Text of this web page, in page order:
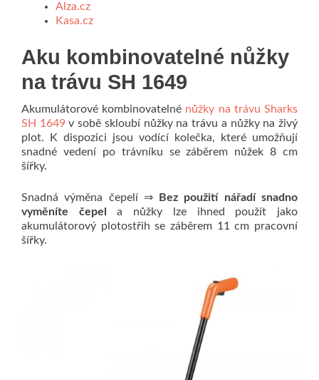
Alza.cz
Kasa.cz
Aku kombinovatelné nůžky
na trávu SH 1649
Akumulátorové kombinovatelné nůžky na trávu Sharks
SH 1649v sobě skloubí nůžky na trávu a nůžky na živý
plot. K dispozici jsou vodící kolečka, které umožňují
snadné vedení po trávníku se záběrem nůžek 8 cm
šířky.
Snadná výměna čepelí ⇒
Bez použití nářadí snadno
vyměníte čepel
a nůžky lze ihned použít jako
akumulátorový plotostřih se záběrem 11 cm pracovní
šířky.